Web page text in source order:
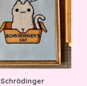
Schrödinger